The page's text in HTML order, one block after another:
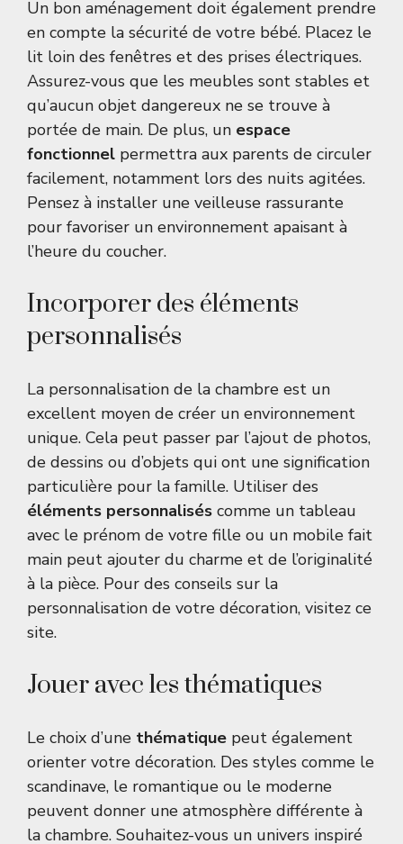
Un bon aménagement doit également prendre
en compte la sécurité de votre bébé. Placez le
lit loin des fenêtres et des prises électriques.
Assurez-vous que les meubles sont stables et
qu’aucun objet dangereux ne se trouve à
portée de main. De plus, un espace
fonctionnel permettra aux parents de circuler
facilement, notamment lors des nuits agitées.
Pensez à installer une veilleuse rassurante
pour favoriser un environnement apaisant à
l’heure du coucher.
Incorporer des éléments
personnalisés
La personnalisation de la chambre est un
excellent moyen de créer un environnement
unique. Cela peut passer par l’ajout de photos,
de dessins ou d’objets qui ont une signification
particulière pour la famille. Utiliser des
éléments personnalisés comme un tableau
avec le prénom de votre fille ou un mobile fait
main peut ajouter du charme et de l’originalité
à la pièce. Pour des conseils sur la
personnalisation de votre décoration, visitez ce
site.
Jouer avec les thématiques
Le choix d’une thématique peut également
orienter votre décoration. Des styles comme le
scandinave, le romantique ou le moderne
peuvent donner une atmosphère différente à
la chambre. Souhaitez-vous un univers inspiré